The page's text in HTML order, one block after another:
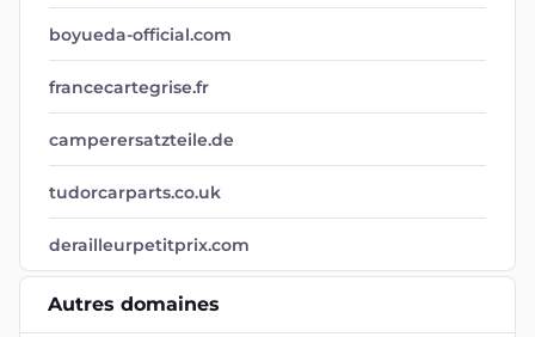
boyueda-official.com
francecartegrise.fr
camperersatzteile.de
tudorcarparts.co.uk
derailleurpetitprix.com
Autres domaines